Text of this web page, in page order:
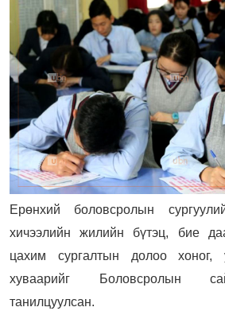
Ерөнхий боловсролын
хичээлийн жилийн бүтэц, бие
цахим сургалтын долоо хоног,
хуваарийг Боловсролын
танилцуулсан.